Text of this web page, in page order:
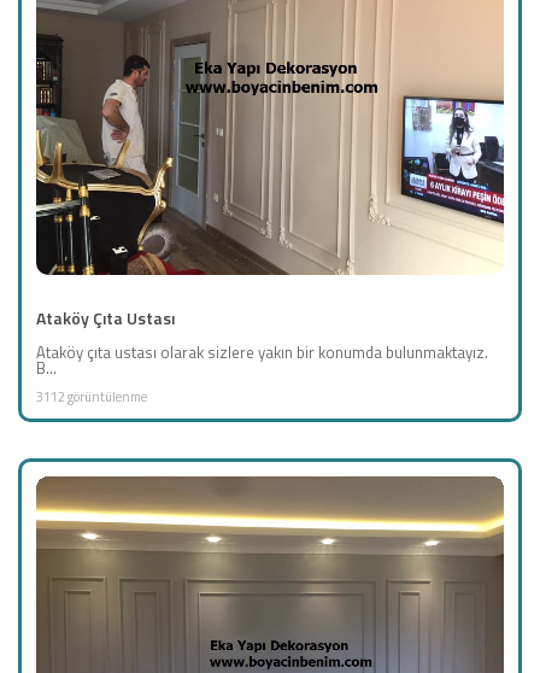
Ataköy Çıta Ustası
Ataköy çıta ustası olarak sizlere yakın bir konumda bulunmaktayız.
B...
3112 görüntülenme